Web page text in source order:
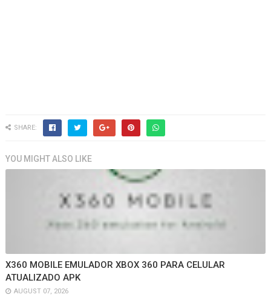
SHARE:
YOU MIGHT ALSO LIKE
X360 MOBILE EMULADOR XBOX 360 PARA CELULAR
ATUALIZADO APK
AUGUST 07, 2026